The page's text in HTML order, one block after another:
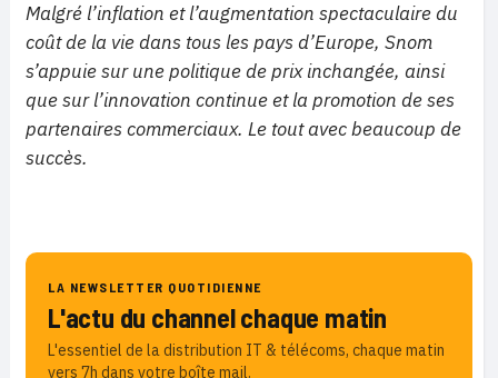
Malgré l’inflation et l’augmentation spectaculaire du
coût de la vie dans tous les pays d’Europe, Snom
s’appuie sur une politique de prix inchangée, ainsi
que sur l’innovation continue et la promotion de ses
partenaires commerciaux. Le tout avec beaucoup de
succès.
LA NEWSLETTER QUOTIDIENNE
L'actu du channel chaque matin
L'essentiel de la distribution IT & télécoms, chaque matin
vers 7h dans votre boîte mail.